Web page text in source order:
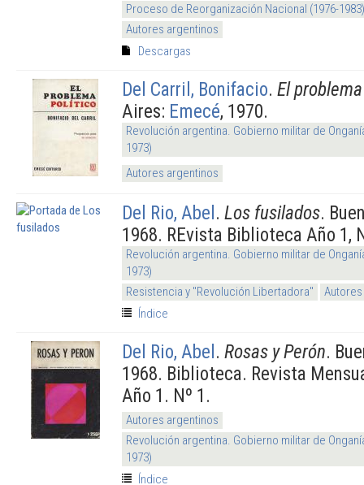
Proceso de Reorganización Nacional (1976-1983)
Autores argentinos
Descargas
Del Carril, Bonifacio. El
Aires: Emecé, 1970.
Revolución argentina. Gobierno militar de
1973)
Autores argentinos
Del Rio, Abel. Los fusilados.
1968. REvista Biblioteca Año 1,
Revolución argentina. Gobierno militar de
1973)
Resistencia y "Revolución Libertadora"
Índice
Del Rio, Abel. Rosas y Perón.
1968. Biblioteca. Revista
Año 1. Nº 1.
Autores argentinos
Revolución argentina. Gobierno militar de
1973)
Índice